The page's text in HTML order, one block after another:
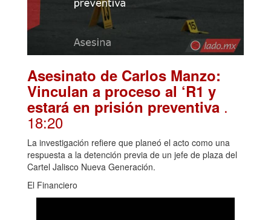
Asesinato de Carlos Manzo:
Vinculan a proceso al ‘R1 y
estará en prisión preventiva .
18:20
La investigación refiere que planeó el acto como una
respuesta a la detención previa de un jefe de plaza del
Cartel Jalisco Nueva Generación.
El Financiero